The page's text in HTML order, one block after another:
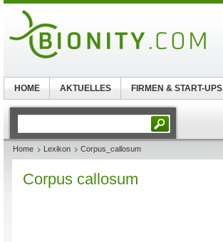
Home Lexikon Corpus_callosum
Corpus callosum
HOME AKTUELLES FIRMEN & START-UPS